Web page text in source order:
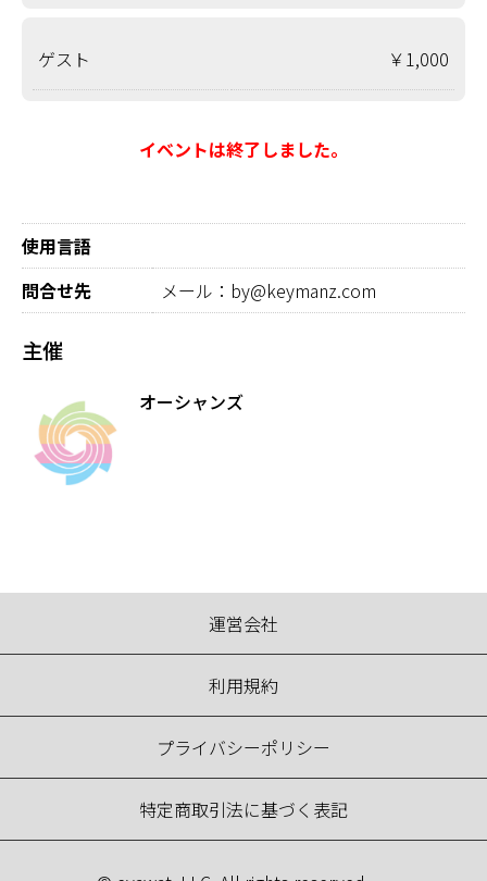
ゲスト ￥1,000
イベントは終了しました。
使用言語
問合せ先
メール：by@keymanz.com
主催
オーシャンズ
運営会社
利用規約
プライバシーポリシー
特定商取引法に基づく表記